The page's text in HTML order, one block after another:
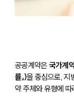
공공계약은 국가계
률」)을 중심으로, 지
약 주체와 유형에